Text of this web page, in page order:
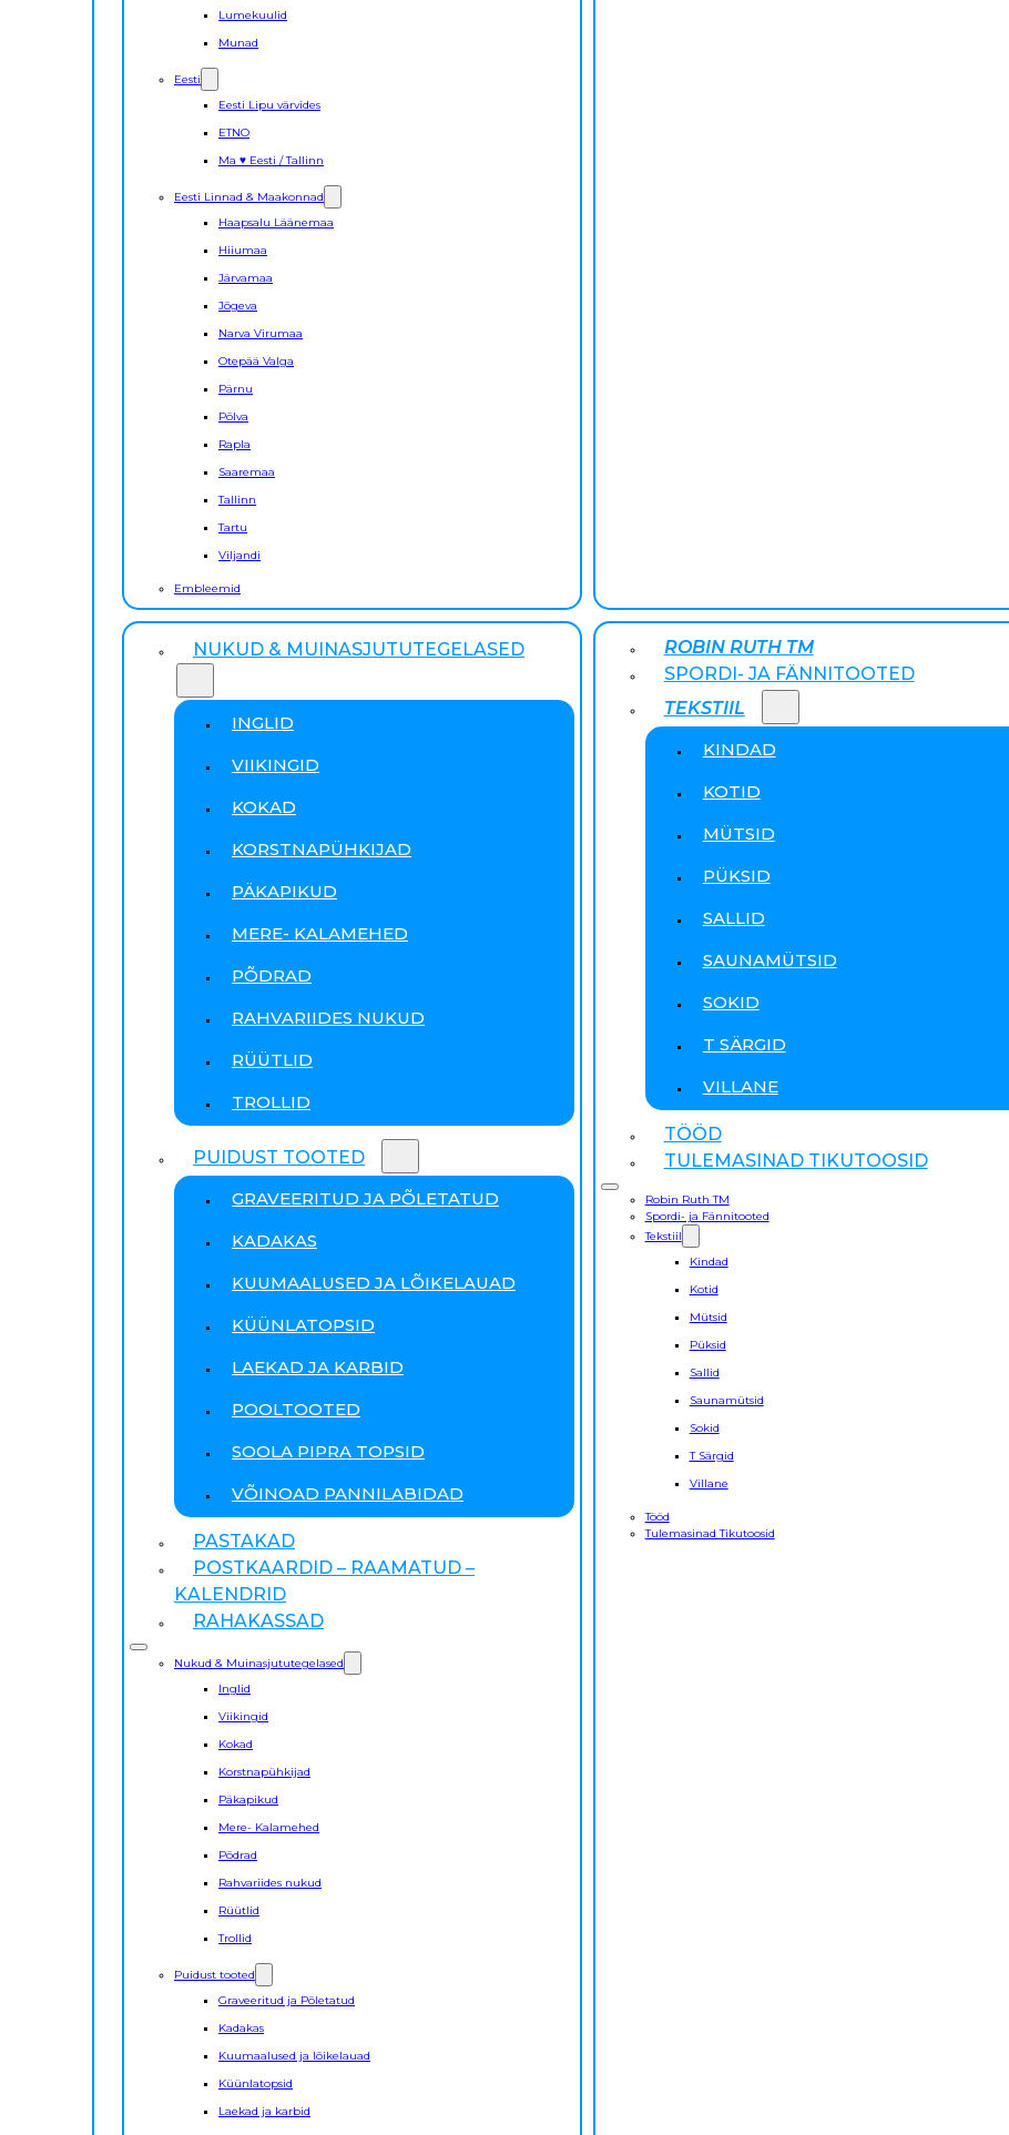
Lumekuulid
Munad
Eesti
Eesti Lipu värvides
ETNO
Ma ♥ Eesti / Tallinn
Eesti Linnad & Maakonnad
Haapsalu Läänemaa
Hiiumaa
Järvamaa
Jõgeva
Narva Virumaa
Otepää Valga
Pärnu
Põlva
Rapla
Saaremaa
Tallinn
Tartu
Viljandi
Embleemid
NUKUD & MUINASJUTUTEGELASED
INGLID
VIIKINGID
KOKAD
KORSTNAPÜHKIJAD
PÄKAPIKUD
MERE- KALAMEHED
PÕDRAD
RAHVARIIDES NUKUD
RÜÜTLID
TROLLID
PUIDUST TOOTED
GRAVEERITUD JA PÕLETATUD
KADAKAS
KUUMAALUSED JA LÕIKELAUAD
KÜÜNLATOPSID
LAEKAD JA KARBID
POOLTOOTED
SOOLA PIPRA TOPSID
VÕINOAD PANNILABIDAD
PASTAKAD
POSTKAARDID – RAAMATUD –
KALENDRID
RAHAKASSAD
Nukud & Muinasjututegelased
Inglid
Viikingid
Kokad
Korstnapühkijad
Päkapikud
Mere- Kalamehed
Põdrad
Rahvariides nukud
Rüütlid
Trollid
Puidust tooted
Graveeritud ja Põletatud
Kadakas
Kuumaalused ja lõikelauad
Küünlatopsid
Laekad ja karbid
ROBIN RUTH TM
SPORDI- JA FÄNNITOOTED
TEKSTIIL
KINDAD
KOTID
MÜTSID
PÜKSID
SALLID
SAUNAMÜTSID
SOKID
T SÄRGID
VILLANE
TÖÖD
TULEMASINAD TIKUTOOSID
Robin Ruth TM
Spordi- ja Fännitooted
Tekstiil
Kindad
Kotid
Mütsid
Püksid
Sallid
Saunamütsid
Sokid
T Särgid
Villane
Tööd
Tulemasinad Tikutoosid